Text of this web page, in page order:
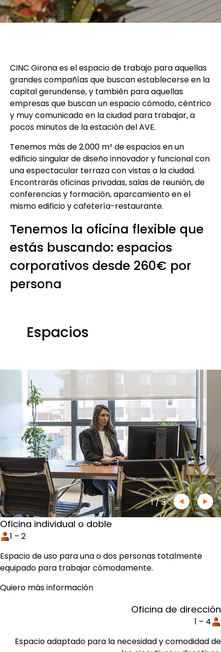
CINC Girona es el espacio de trabajo para aquellas
grandes compañías que buscan establecerse en la
capital gerundense, y también para aquellas
empresas que buscan un espacio cómodo, céntrico
y muy comunicado en la ciudad para trabajar, a
pocos minutos de la estación del AVE.
Tenemos más de 2.000 m² de espacios en un
edificio singular de diseño innovador y funcional con
una espectacular terraza con vistas a la ciudad.
Encontrarás oficinas privadas, salas de reunión, de
conferencias y formación, aparcamiento en el
mismo edificio y cafetería-restaurante.
Tenemos la oficina flexible que
estás buscando: espacios
corporativos desde 260€ por
persona
Espacios
1/3
Oficina individual o doble
1 – 2
Espacio de uso para una o dos personas totalmente
equipado para trabajar cómodamente.
Quiero más información
Oficina de dirección
1 – 4
Espacio adaptado para la necesidad y comodidad de